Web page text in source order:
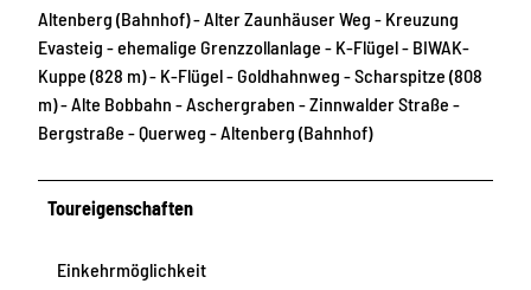
Altenberg (Bahnhof) - Alter Zaunhäuser Weg - Kreuzung
Evasteig - ehemalige Grenzzollanlage - K-Flügel - BIWAK-
Kuppe (828 m) - K-Flügel - Goldhahnweg - Scharspitze (808
m) - Alte Bobbahn - Aschergraben - Zinnwalder Straße -
Bergstraße - Querweg - Altenberg (Bahnhof)
Toureigenschaften
Einkehrmöglichkeit